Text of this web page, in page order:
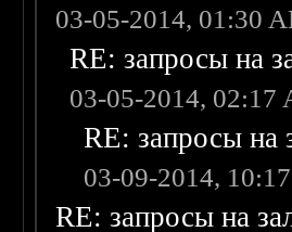
03-05-2014, 01:30
RE: запросы на
03-05-2014, 02:17
RE: запросы на
03-09-2014,
RE: запросы на